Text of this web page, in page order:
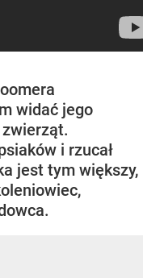
widać jego
i rzucał
jest tym większy,